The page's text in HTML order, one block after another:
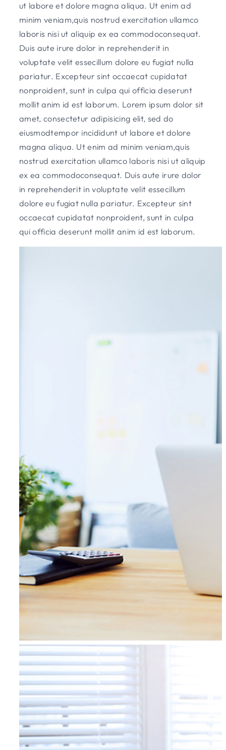
ut labore et dolore magna aliqua. Ut enim ad
minim veniam,quis nostrud exercitation ullamco
laboris nisi ut aliquip ex ea commodoconsequat.
Duis aute irure dolor in reprehenderit in
voluptate velit essecillum dolore eu fugiat nulla
pariatur. Excepteur sint occaecat cupidatat
nonproident, sunt in culpa qui officia deserunt
mollit anim id est laborum. Lorem ipsum dolor sit
amet, consectetur adipisicing elit, sed do
eiusmodtempor incididunt ut labore et dolore
magna aliqua. Ut enim ad minim veniam,quis
nostrud exercitation ullamco laboris nisi ut aliquip
ex ea commodoconsequat. Duis aute irure dolor
in reprehenderit in voluptate velit essecillum
dolore eu fugiat nulla pariatur. Excepteur sint
occaecat cupidatat nonproident, sunt in culpa
qui officia deserunt mollit anim id est laborum.